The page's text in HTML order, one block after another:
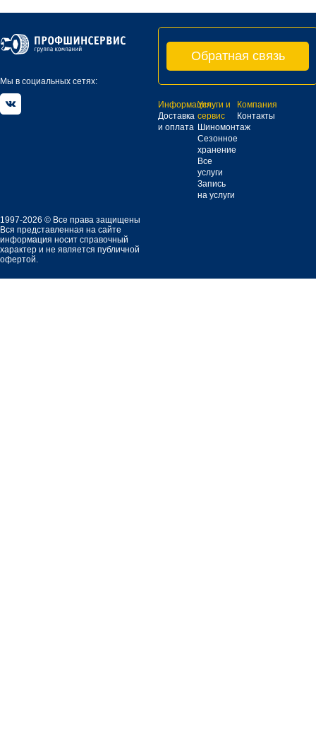
Мы в социальных сетях:
Обратная связь
Информация
Доставка
и оплата
Услуги и
сервис
Шиномонтаж
Сезонное
хранение
Все
услуги
Запись
на услуги
Компания
Контакты
1997-2026 © Все права защищены
Вся представленная на сайте
информация носит справочный
характер и не является публичной
офертой.